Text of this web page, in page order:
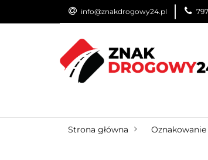
info@znakdrogowy24.pl ZNAKI
Strona główna